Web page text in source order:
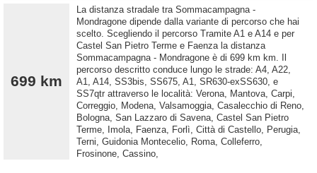
699 km
La distanza stradale tra Sommacampagna -
Mondragone dipende dalla variante di percorso che hai
scelto. Scegliendo il percorso Tramite A1 e A14 e per
Castel San Pietro Terme e Faenza la distanza
Sommacampagna - Mondragone è di 699 km km. Il
percorso descritto conduce lungo le strade: A4, A22,
A1, A14, SS3bis, SS675, A1, SR630-exSS630, e
SS7qtr attraverso le località: Verona, Mantova, Carpi,
Correggio, Modena, Valsamoggia, Casalecchio di Reno,
Bologna, San Lazzaro di Savena, Castel San Pietro
Terme, Imola, Faenza, Forlì, Città di Castello, Perugia,
Terni, Guidonia Montecelio, Roma, Colleferro,
Frosinone, Cassino,